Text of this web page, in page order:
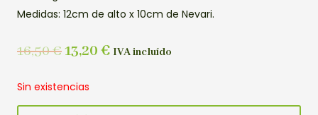
Medidas: 12cm de alto x 10cm de Nevari.
16,50€13,20 € IVA incluído
Sin existencias